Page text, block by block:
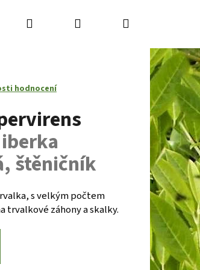
Kontakty Jak nakupovat
Hledat PřihlášeníNákupní
košík
hodnocení
iberka
štěničník
s velkým počtem
trvalkové záhony a skalky.